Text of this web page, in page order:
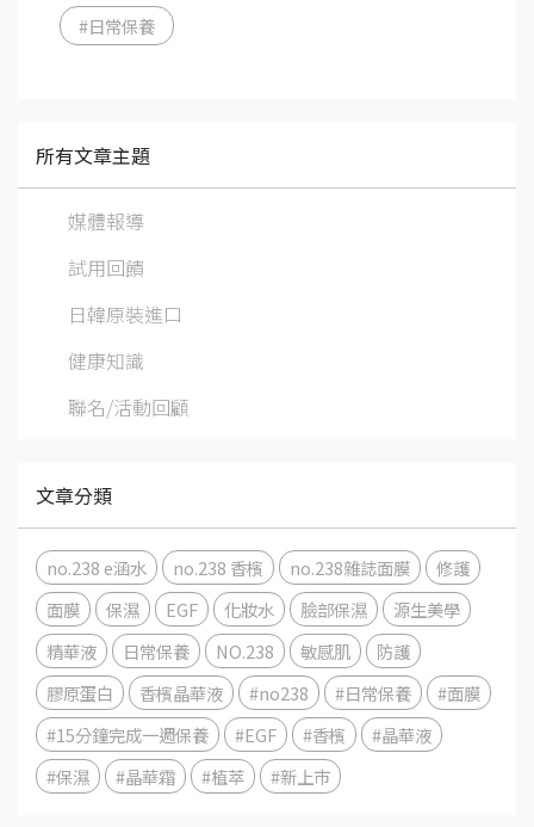
#日常保養
所有文章主題
媒體報導
試用回饋
日韓原裝進口
健康知識
聯名/活動回顧
文章分類
no.238 e涵水 no.238 香檳 no.238雜誌面膜
修護
面膜
保濕 EGF 化妝水 臉部保濕
源生美學
精華液
日常保養 NO.238 敏感肌
防護
膠原蛋白
香檳晶華液 #no238 #日常保養
#面膜
#15分鐘完成一週保養
#EGF #香檳
#晶華液
#保濕
#晶華霜 #植萃 #新上市